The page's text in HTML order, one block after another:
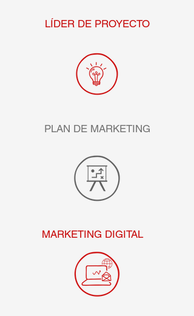
LÍDER DE PROYECTO
PLAN DE MARKETING
MARKETING DIGITAL